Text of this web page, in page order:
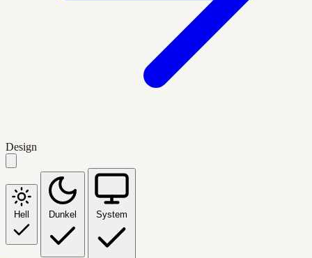
Design
Hell Dunkel System